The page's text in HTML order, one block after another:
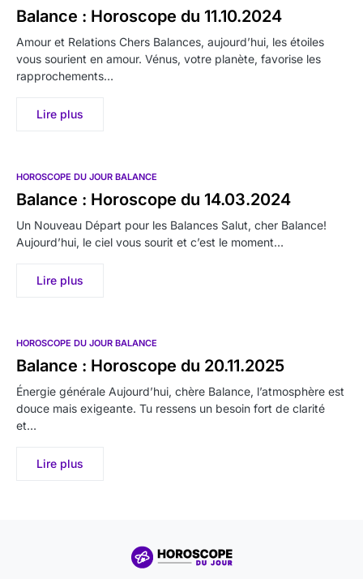
Balance : Horoscope du 11.10.2024
Amour et Relations Chers Balances, aujourd’hui, les étoiles
vous sourient en amour. Vénus, votre planète, favorise les
rapprochements…
Lire plus
HOROSCOPE DU JOUR BALANCE
Balance : Horoscope du 14.03.2024
Un Nouveau Départ pour les Balances Salut, cher Balance!
Aujourd’hui, le ciel vous sourit et c’est le moment…
Lire plus
HOROSCOPE DU JOUR BALANCE
Balance : Horoscope du 20.11.2025
Énergie générale Aujourd’hui, chère Balance, l’atmosphère est
douce mais exigeante. Tu ressens un besoin fort de clarité
et…
Lire plus